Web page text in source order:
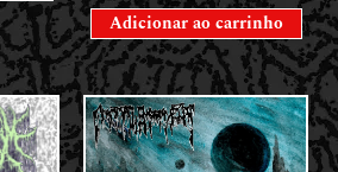
Adicionar ao carrinho